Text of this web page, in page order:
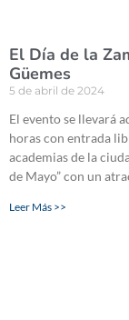
El Día de la
Güemes
5 de abril de 2024
El evento se llevará
horas con entrada
academias de la
de Mayo” con un
Leer Más >>